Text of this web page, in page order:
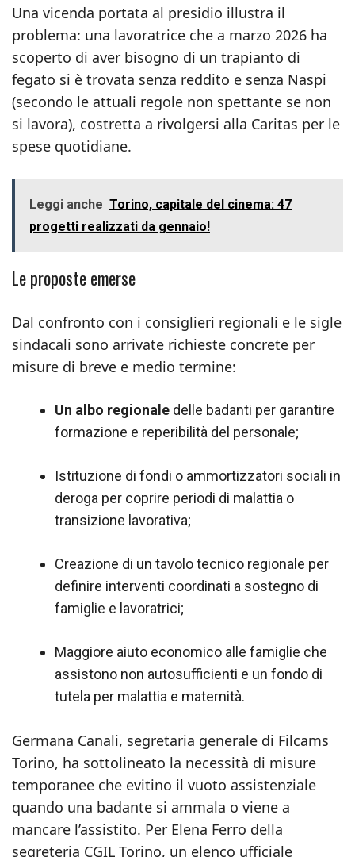
Una vicenda portata al presidio illustra il
problema: una lavoratrice che a marzo 2026 ha
scoperto di aver bisogno di un trapianto di
fegato si è trovata senza reddito e senza Naspi
(secondo le attuali regole non spettante se non
si lavora), costretta a rivolgersi alla Caritas per le
spese quotidiane.
Leggi anche Torino, capitale del cinema: 47
progetti realizzati da gennaio!
Le proposte emerse
Dal confronto con i consiglieri regionali e le sigle
sindacali sono arrivate richieste concrete per
misure di breve e medio termine:
Un albo regionale delle badanti per garantire
formazione e reperibilità del personale;
Istituzione di fondi o ammortizzatori sociali in
deroga per coprire periodi di malattia o
transizione lavorativa;
Creazione di un tavolo tecnico regionale per
definire interventi coordinati a sostegno di
famiglie e lavoratrici;
Maggiore aiuto economico alle famiglie che
assistono non autosufficienti e un fondo di
tutela per malattia e maternità.
Germana Canali, segretaria generale di Filcams
Torino, ha sottolineato la necessità di misure
temporanee che evitino il vuoto assistenziale
quando una badante si ammala o viene a
mancare l’assistito. Per Elena Ferro della
segreteria CGIL Torino, un elenco ufficiale